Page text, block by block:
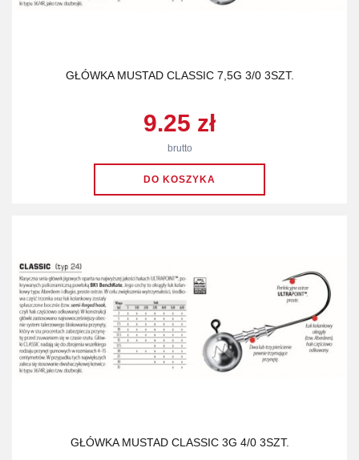
GŁÓWKA MUSTAD CLASSIC 7,5G 3/0 3SZT.
9.25 zł
brutto
GŁÓWKA MUSTAD CLASSIC 3G 4/0 3SZT.